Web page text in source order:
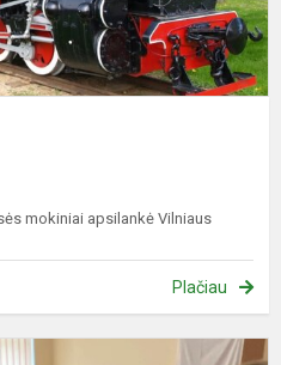
mokiniai apsilankė Vilniaus
Plačiau